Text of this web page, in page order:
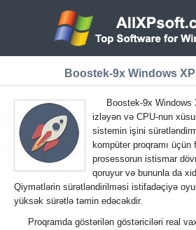
Boostek-9x Windows
Boostek-9x
izləyən və CPU-nun
sistemin işini
kompüter proqramı üçün
prosessorun istismar
qoruyur və bununla da
Qiymətlərin sürətləndirilməsi istifadəçiyə
yüksək sürətlə təmin edəcəkdir.
Proqramda göstərilən göstəriciləri real